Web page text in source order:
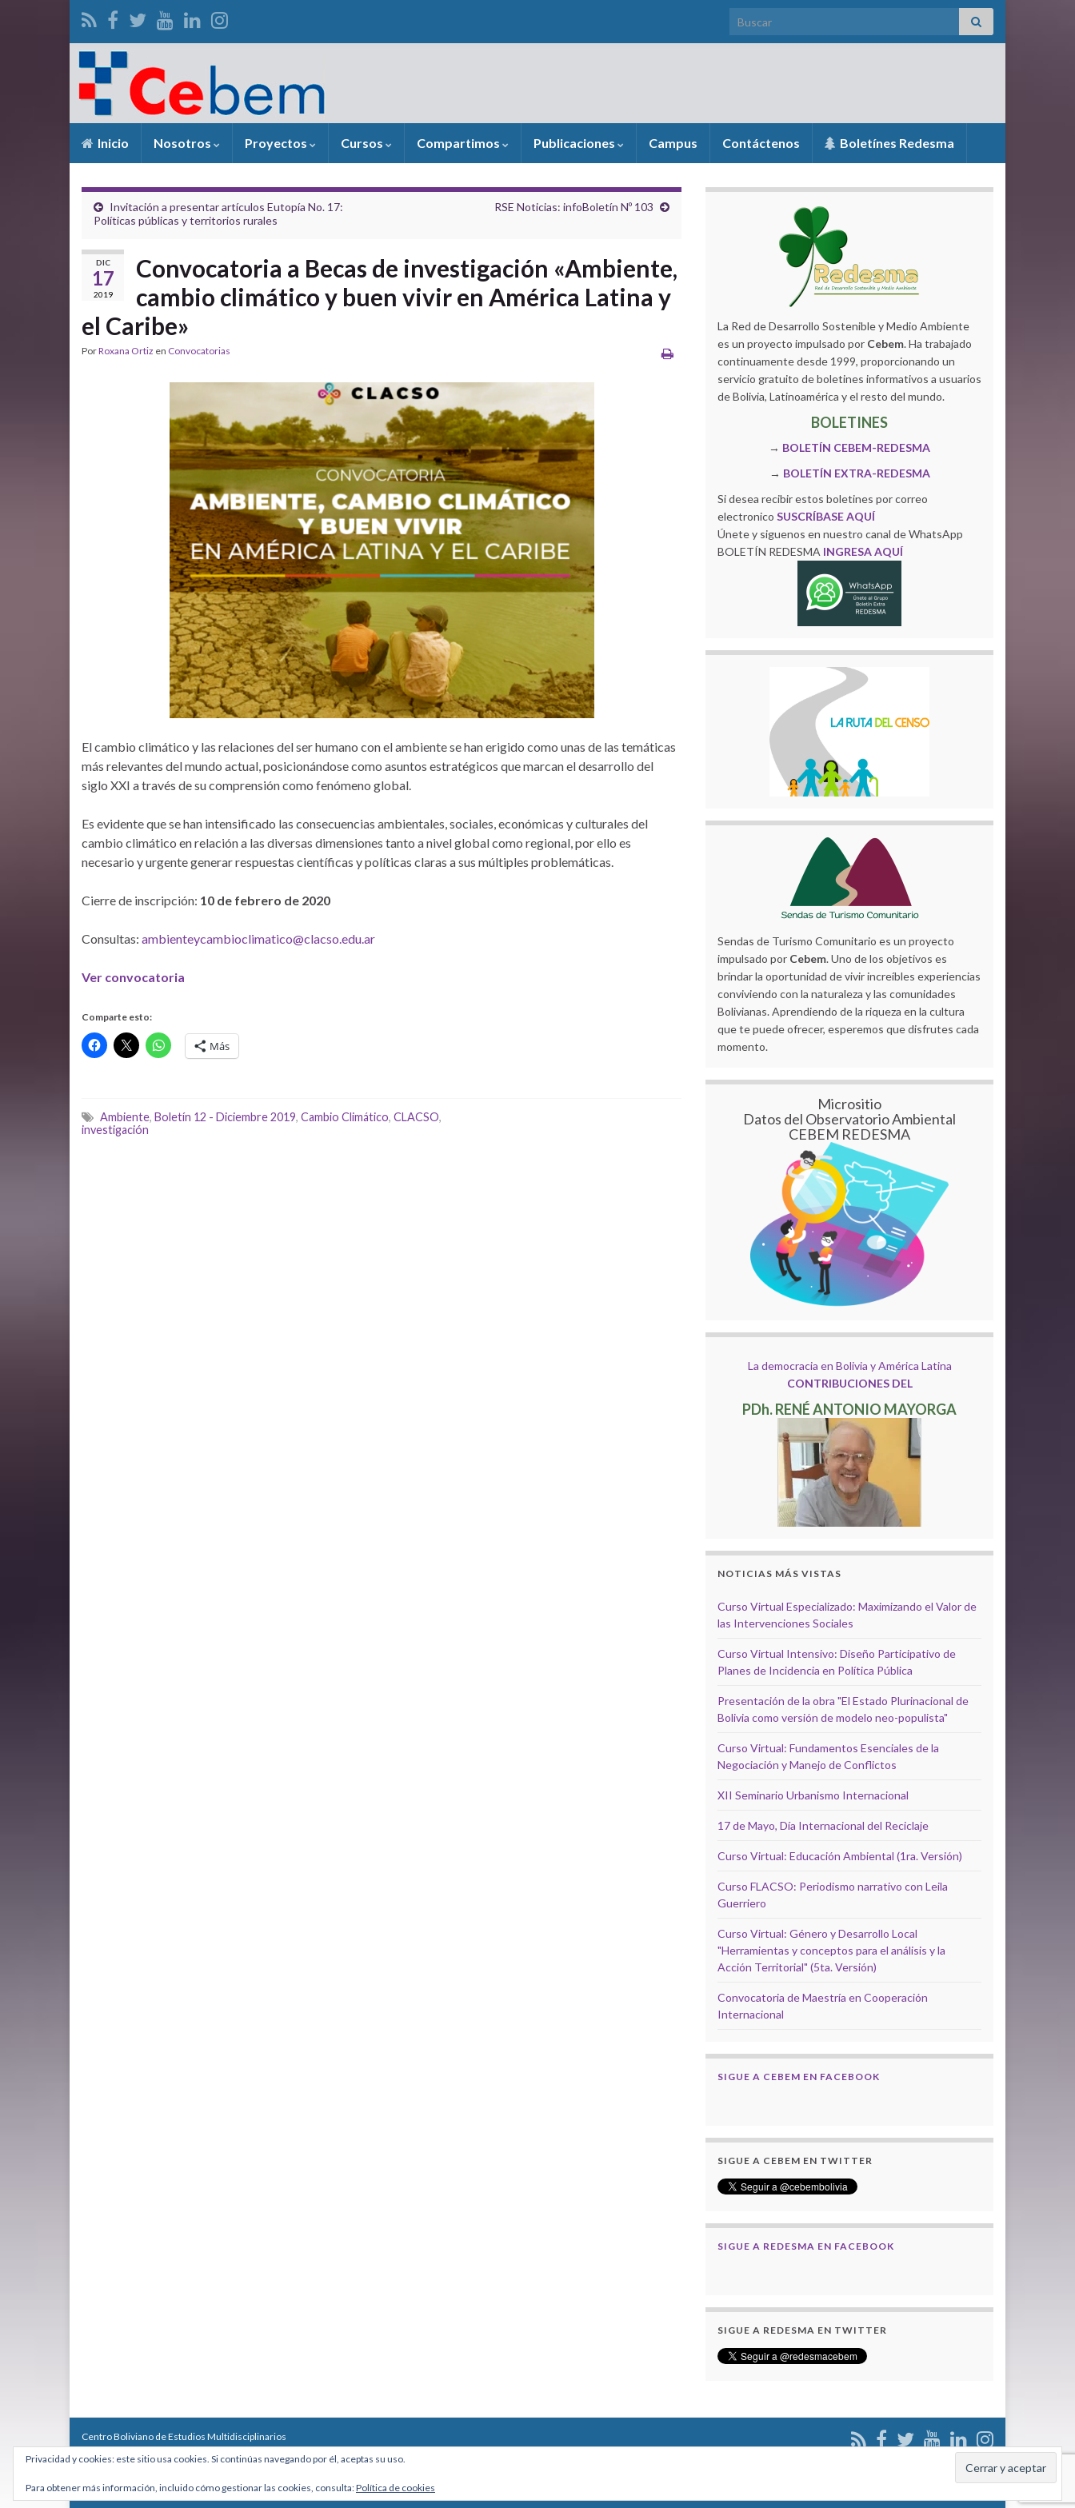
Search for:
Inicio Nosotros Proyectos Cursos Compartimos Publicaciones Campus Contáctenos Boletínes Redesma
Invitación a presentar artículos Eutopía No. 17:
Políticas públicas y territorios rurales
RSE Noticias: infoBoletín Nº 103
DIC
17
2019
Convocatoria a Becas de investigación «Ambiente,
cambio climático y buen vivir en América Latina y
el Caribe»
PorRoxana Ortiz en Convocatorias
El cambio climático y las relaciones del ser humano con el ambiente se han erigido como unas de las temáticas
más relevantes del mundo actual, posicionándose como asuntos estratégicos que marcan el desarrollo del
siglo XXI a través de su comprensión como fenómeno global.
Es evidente que se han intensificado las consecuencias ambientales, sociales, económicas y culturales del
cambio climático en relación a las diversas dimensiones tanto a nivel global como regional, por ello es
necesario y urgente generar respuestas científicas y políticas claras a sus múltiples problemáticas.
Cierre de inscripción: 10 de febrero de 2020
Consultas: ambienteycambioclimatico@clacso.edu.ar
Ver convocatoria
Comparte esto:
Más
Ambiente, Boletín 12 - Diciembre 2019, Cambio Climático, CLACSO,
investigación
La Red de Desarrollo Sostenible y Medio Ambiente
es un proyecto impulsado por Cebem. Ha trabajado
continuamente desde 1999, proporcionando un
servicio gratuito de boletines informativos a usuarios
de Bolivia, Latinoamérica y el resto del mundo.
BOLETINES
→ BOLETÍN CEBEM-REDESMA
→ BOLETÍN EXTRA-REDESMA
Si desea recibir estos boletines por correo
electronico SUSCRÍBASE AQUÍ
Únete y siguenos en nuestro canal de WhatsApp
BOLETÍN REDESMA INGRESA AQUÍ
Sendas de Turismo Comunitario es un proyecto
impulsado por Cebem. Uno de los objetivos es
brindar la oportunidad de vivir increíbles experiencias
conviviendo con la naturaleza y las comunidades
Bolivianas. Aprendiendo de la riqueza en la cultura
que te puede ofrecer, esperemos que disfrutes cada
momento.
Micrositio
Datos del Observatorio Ambiental
CEBEM REDESMA
La democracia en Bolivia y América Latina
CONTRIBUCIONES DEL
PDh. RENÉ ANTONIO MAYORGA
NOTICIAS MÁS VISTAS
Curso Virtual Especializado: Maximizando el Valor de
las Intervenciones Sociales
Curso Virtual Intensivo: Diseño Participativo de
Planes de Incidencia en Política Pública
Presentación de la obra "El Estado Plurinacional de
Bolivia como versión de modelo neo-populista"
Curso Virtual: Fundamentos Esenciales de la
Negociación y Manejo de Conflictos
XII Seminario Urbanismo Internacional
17 de Mayo, Día Internacional del Reciclaje
Curso Virtual: Educación Ambiental (1ra. Versión)
Curso FLACSO: Periodismo narrativo con Leila
Guerriero
Curso Virtual: Género y Desarrollo Local
"Herramientas y conceptos para el análisis y la
Acción Territorial" (5ta. Versión)
Convocatoria de Maestría en Cooperación
Internacional
SIGUE A CEBEM EN FACEBOOK
SIGUE A CEBEM EN TWITTER
SIGUE A REDESMA EN FACEBOOK
SIGUE A REDESMA EN TWITTER
Centro Boliviano de Estudios Multidisciplinarios
Calle Macario Pinilla # 2588 esq. Av. Arce, Edificio Arcadia, Mezzanine, Of. 101 - La Paz, Bolivia
Teléfono: +591 2431818 - Celular: +591 73027636
Hecho con
por Graphene Themes.
Privacidad y cookies: este sitio usa cookies. Si continúas navegando por él, aceptas su uso.
Para obtener más información, incluido cómo gestionar las cookies, consulta:Política de cookies